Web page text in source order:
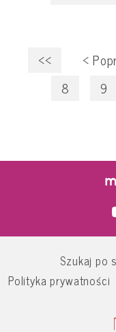
<< <
8
9
Szukaj po
Polityka prywatności